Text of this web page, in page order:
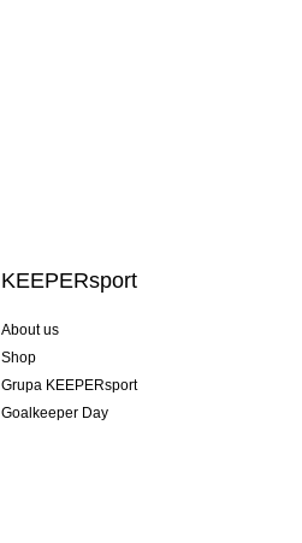
KEEPERsport
About us
Shop
Grupa KEEPERsport
Goalkeeper Day